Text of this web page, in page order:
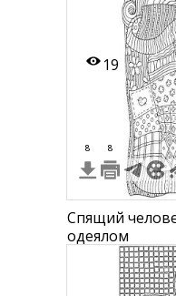
19
8 8
Спящий
одеялом